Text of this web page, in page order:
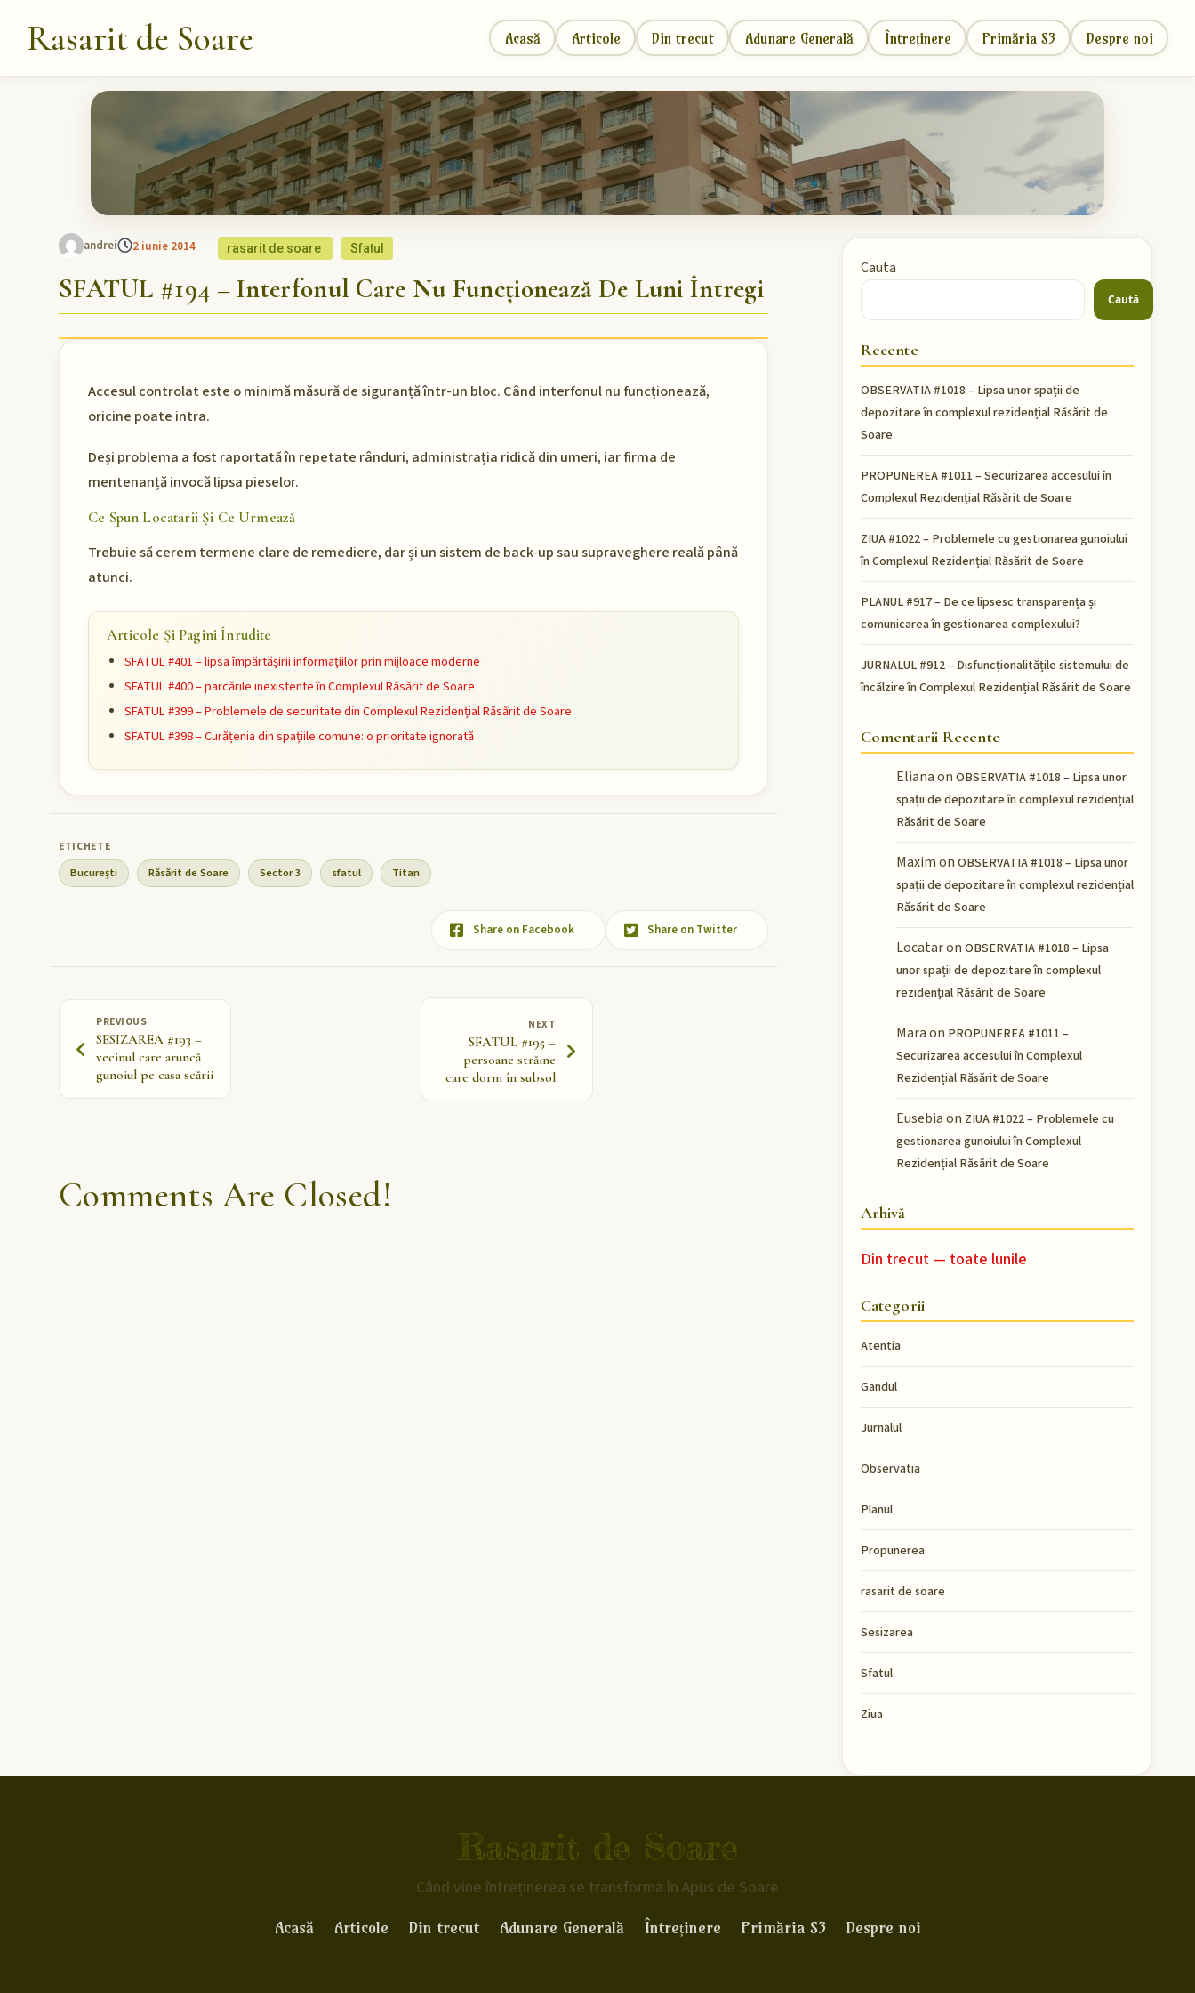
Rasarit de Soare Acasă Articole Din trecut Adunare Generală Întreținere Primăria S3 Despre noi
andrei 2 iunie 2014 rasarit de soare Sfatul
SFATUL #194 – Interfonul Care Nu Funcționează De Luni Întregi
Accesul controlat este o minimă măsură de siguranță într-un bloc. Când interfonul nu funcționează,
oricine poate intra.
Deși problema a fost raportată în repetate rânduri, administrația ridică din umeri, iar firma de
mentenanță invocă lipsa pieselor.
Ce Spun Locatarii Și Ce Urmează
Trebuie să cerem termene clare de remediere, dar și un sistem de back-up sau supraveghere reală până
atunci.
Articole Și Pagini Înrudite
SFATUL #401 – lipsa împărtășirii informațiilor prin mijloace moderne
SFATUL #400 – parcările inexistente în Complexul Răsărit de Soare
SFATUL #399 – Problemele de securitate din Complexul Rezidențial Răsărit de Soare
SFATUL #398 – Curățenia din spațiile comune: o prioritate ignorată
București Răsărit de Soare Sector 3 sfatul Titan
Share on Facebook Share on Twitter
PREVIOUS
SESIZAREA #193 –
vecinul care aruncă
gunoiul pe casa scării
NEXT
SFATUL #195 –
persoane străine
care dorm în subsol
Comments Are Closed!
Cauta
Caută
Recente
OBSERVATIA #1018 – Lipsa unor spații de
depozitare în complexul rezidențial Răsărit de
Soare
PROPUNEREA #1011 – Securizarea accesului în
Complexul Rezidențial Răsărit de Soare
ZIUA #1022 – Problemele cu gestionarea gunoiului
în Complexul Rezidențial Răsărit de Soare
PLANUL #917 – De ce lipsesc transparența și
comunicarea în gestionarea complexului?
JURNALUL #912 – Disfuncționalitățile sistemului de
încălzire în Complexul Rezidențial Răsărit de Soare
Comentarii Recente
Elianaon OBSERVATIA #1018 – Lipsa unor
spații de depozitare în complexul rezidențial
Răsărit de Soare
Maximon OBSERVATIA #1018 – Lipsa unor
spații de depozitare în complexul rezidențial
Răsărit de Soare
Locataron OBSERVATIA #1018 – Lipsa
unor spații de depozitare în complexul
rezidențial Răsărit de Soare
Maraon PROPUNEREA #1011 –
Securizarea accesului în Complexul
Rezidențial Răsărit de Soare
Eusebiaon ZIUA #1022 – Problemele cu
gestionarea gunoiului în Complexul
Rezidențial Răsărit de Soare
Arhivă
Din trecut — toate lunile
Categorii
Atentia
Gandul
Jurnalul
Observatia
Planul
Propunerea
rasarit de soare
Sesizarea
Sfatul
Ziua
Rasarit de Soare
Când vine întreținerea se transforma în Apus de Soare
Acasă Articole Din trecut Adunare Generală Întreținere Primăria S3 Despre noi